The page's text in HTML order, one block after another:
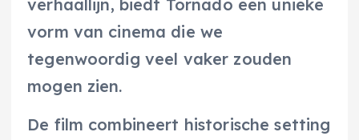
verhaallijn, biedt Tornado een unieke
vorm van cinema die we
tegenwoordig veel vaker zouden
mogen zien.
De film combineert historische setting